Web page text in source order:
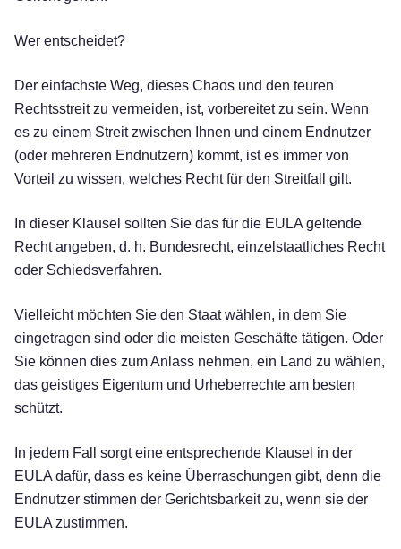
Wer entscheidet?
Der einfachste Weg, dieses Chaos und den teuren
Rechtsstreit zu vermeiden, ist, vorbereitet zu sein. Wenn
es zu einem Streit zwischen Ihnen und einem Endnutzer
(oder mehreren Endnutzern) kommt, ist es immer von
Vorteil zu wissen, welches Recht für den Streitfall gilt.
In dieser Klausel sollten Sie das für die EULA geltende
Recht angeben, d. h. Bundesrecht, einzelstaatliches Recht
oder Schiedsverfahren.
Vielleicht möchten Sie den Staat wählen, in dem Sie
eingetragen sind oder die meisten Geschäfte tätigen. Oder
Sie können dies zum Anlass nehmen, ein Land zu wählen,
das geistiges Eigentum und Urheberrechte am besten
schützt.
In jedem Fall sorgt eine entsprechende Klausel in der
EULA dafür, dass es keine Überraschungen gibt, denn die
Endnutzer stimmen der Gerichtsbarkeit zu, wenn sie der
EULA zustimmen.